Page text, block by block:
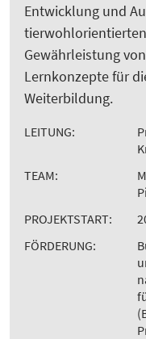
Entwicklung und
Gewährleistung
Lernkonzepte für
Weiterbildung.
LEITUNG:
TEAM:
PROJEKTSTART:
FÖRDERUNG: